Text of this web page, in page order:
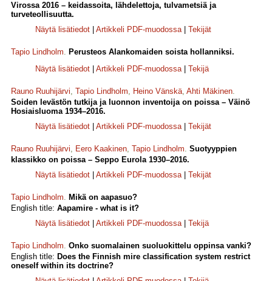
Virossa 2016 – keidassoita, lähdelettoja, tulvametsiä ja
turveteollisuutta.
Näytä lisätiedot
Artikkeli PDF-muodossa| Tekijät
Tapio Lindholm. Perusteos Alankomaiden soista hollanniksi.
Näytä lisätiedot
Artikkeli PDF-muodossa| Tekijä
Rauno Ruuhijärvi, Tapio Lindholm, Heino Vänskä, Ahti Mäkinen.
Soiden levästön tutkija ja luonnon inventoija on poissa – Väinö
Hosiaisluoma 1934–2016.
Näytä lisätiedot
Artikkeli PDF-muodossa| Tekijät
Rauno Ruuhijärvi, Eero Kaakinen, Tapio Lindholm. Suotyyppien
klassikko on poissa – Seppo Eurola 1930–2016.
Näytä lisätiedot
Artikkeli PDF-muodossa| Tekijät
Tapio Lindholm. Mikä on aapasuo?
English title: Aapamire - what is it?
Näytä lisätiedot
Artikkeli PDF-muodossa| Tekijä
Tapio Lindholm. Onko suomalainen suoluokittelu oppinsa vanki?
English title: Does the Finnish mire classification system restrict
oneself within its doctrine?